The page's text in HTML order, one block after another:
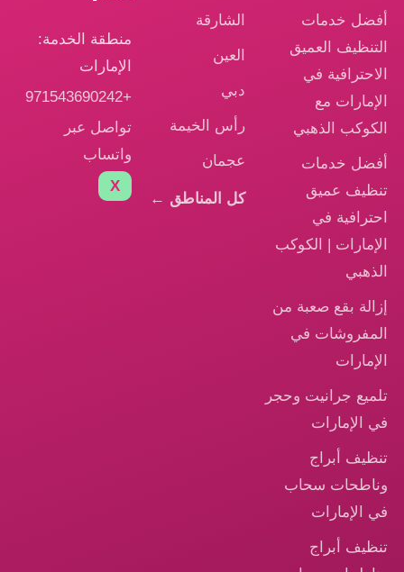
أفضل خدمات
التنظيف العميق
الاحترافية في
الإمارات مع
الكوكب الذهبي
أفضل خدمات
تنظيف عميق
احترافية في
الإمارات | الكوكب
الذهبي
إزالة بقع صعبة من
المفروشات في
الإمارات
تلميع جرانيت وحجر
في الإمارات
تنظيف أبراج
وناطحات سحاب
في الإمارات
تنظيف أبراج
الشارقة
العين
دبي
رأس الخيمة
عجمان
كل المناطق ←
منطقة الخدمة:
الإمارات
+971543690242
تواصل عبر
واتساب
X